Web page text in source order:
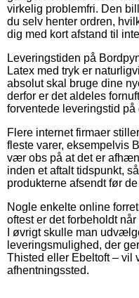
virkelig problemfri. Den
du selv henter ordren,
dig med kort afstand til
Leveringstiden på
Latex med tryk er
absolut skal bruge dine
derfor er det aldeles
forventede leveringstid på
Flere internet firmaer
fleste varer, eksempelvis
vær obs på at det er
inden et aftalt tidspunkt,
produkterne afsendt før
Nogle enkelte online
oftest er det forbeholdt
I øvrigt skulle man
leveringsmulighed, der
Thisted eller Ebeltoft – vil
afhentningssted.